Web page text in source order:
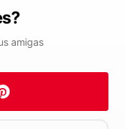
amigas